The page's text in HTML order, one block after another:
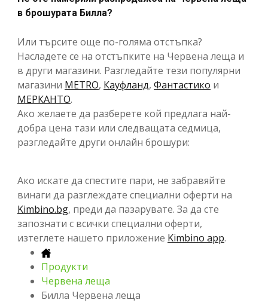
в брошурата Билла?
Или търсите още по-голяма отстъпка?
Насладете се на отстъпките на Червена леща и
в други магазини. Разгледайте тези популярни
магазини METRO, Кауфланд, Фантастико и
МЕРКАНТО.
Ако желаете да разберете кой предлага най-
добра цена тази или следващата седмица,
разгледайте други онлайн брошури:
Ако искате да спестите пари, не забравяйте
винаги да разглеждате специални оферти на
Kimbino.bg, преди да пазарувате. За да сте
запознати с всички специални оферти,
изтеглете нашето приложение Kimbino app.
Продукти
Червена леща
Билла Червена леща